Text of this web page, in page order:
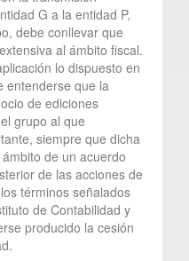
G a la entidad P,
debe conllevar que
al ámbito fiscal.
lo dispuesto en
entenderse que la
de ediciones
grupo al que
siempre que dicha
de un acuerdo
de las acciones de
términos señalados
de Contabilidad y
producido la cesión